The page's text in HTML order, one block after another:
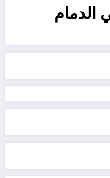
الدمام